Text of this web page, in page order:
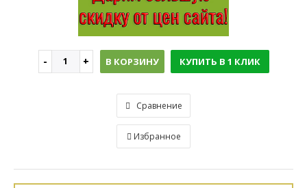
В КОРЗИНУ КУПИТЬ В 1 КЛИК
Сравнение
Избранное